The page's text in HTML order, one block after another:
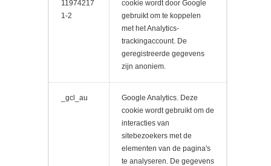
11974217
1-2
cookie wordt door Google
gebruikt om te koppelen
met het Analytics-
trackingaccount. De
geregistreerde gegevens
zijn anoniem.
_gcl_au
Google Analytics. Deze
cookie wordt gebruikt om de
interacties van
sitebezoekers met de
elementen van de pagina's
te analyseren. De gegevens